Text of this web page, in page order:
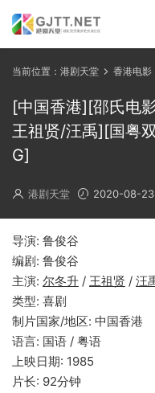
当前位置： 港剧天堂 香港电影
[中国香港][邵氏电
王祖贤/汪禹][国粤
G]
港剧天堂 2020-08-23
导演: 鲁俊谷
编剧: 鲁俊谷
主演: 尔冬升 / 王祖贤 / 汪
类型: 喜剧
制片国家/地区: 中国香港
语言: 国语 / 粤语
上映日期: 1985
片长: 92分钟